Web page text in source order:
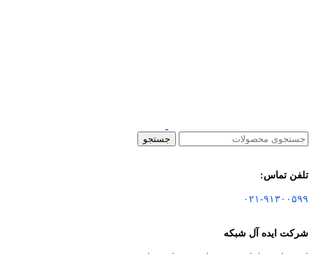
جستجو
تلفن تماس:
۰۲۱-۹۱۳۰۰۵۹۹
شرکت ایده آل شبکه